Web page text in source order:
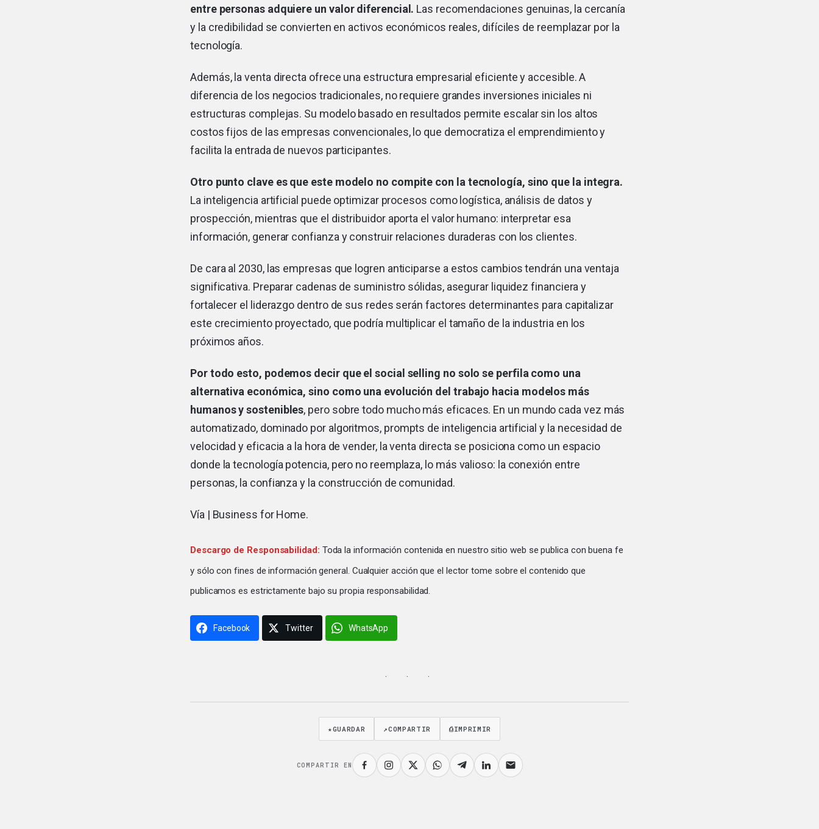
entre personas adquiere un valor diferencial. Las recomendaciones genuinas, la cercanía
y la credibilidad se convierten en activos económicos reales, difíciles de reemplazar por la
tecnología.
Además, la venta directa ofrece una estructura empresarial eficiente y accesible. A
diferencia de los negocios tradicionales, no requiere grandes inversiones iniciales ni
estructuras complejas. Su modelo basado en resultados permite escalar sin los altos
costos fijos de las empresas convencionales, lo que democratiza el emprendimiento y
facilita la entrada de nuevos participantes.
Otro punto clave es que este modelo no compite con la tecnología, sino que la integra.
La inteligencia artificial puede optimizar procesos como logística, análisis de datos y
prospección, mientras que el distribuidor aporta el valor humano: interpretar esa
información, generar confianza y construir relaciones duraderas con los clientes.
De cara al 2030, las empresas que logren anticiparse a estos cambios tendrán una ventaja
significativa. Preparar cadenas de suministro sólidas, asegurar liquidez financiera y
fortalecer el liderazgo dentro de sus redes serán factores determinantes para capitalizar
este crecimiento proyectado, que podría multiplicar el tamaño de la industria en los
próximos años.
Por todo esto, podemos decir que el social selling no solo se perfila como una
alternativa económica, sino como una evolución del trabajo hacia modelos más
humanos y sostenibles, pero sobre todo mucho más eficaces. En un mundo cada vez más
automatizado, dominado por algoritmos, prompts de inteligencia artificial y la necesidad de
velocidad y eficacia a la hora de vender, la venta directa se posiciona como un espacio
donde la tecnología potencia, pero no reemplaza, lo más valioso: la conexión entre
personas, la confianza y la construcción de comunidad.
Vía | Business for Home.
Descargo de Responsabilidad: Toda la información contenida en nuestro sitio web se publica con buena fe
y sólo con fines de información general. Cualquier acción que el lector tome sobre el contenido que
publicamos es estrictamente bajo su propia responsabilidad.
Facebook Twitter WhatsApp
· · ·
★GUARDAR ↗COMPARTIR ⎙IMPRIMIR
COMPARTIR EN